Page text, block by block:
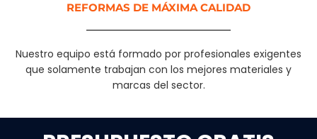
REFORMAS DE MÁXIMA CALIDAD
Nuestro equipo está formado por profesionales exigentes
que solamente trabajan con los mejores materiales y
marcas del sector.